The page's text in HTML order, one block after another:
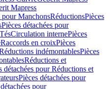
Mapress
pour ManchonsRéductionsPièces
Pièces détachées pour
Circulation internePièces
Raccords en croixPièces
indémontablesPièces
Réductions et
détachées pour Réductions et
Pièces détachées pour
pour